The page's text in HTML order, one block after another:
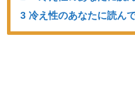
3 冷え性のあなたに読ん